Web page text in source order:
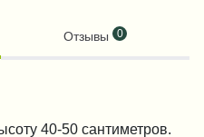
Отзывы 0
40-50 сантиметров.